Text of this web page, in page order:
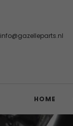
info@gazelleparts.nl
HOME